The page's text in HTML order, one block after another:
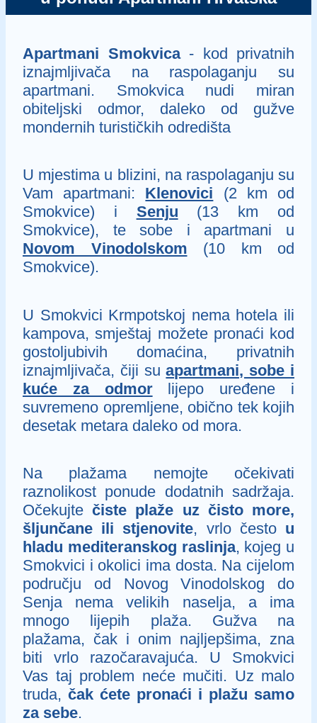
Apartmani Smokvica- kod privatnih
iznajmljivača na raspolaganju su
apartmani. Smokvica nudi miran
obiteljski odmor, daleko od gužve
mondernih turističkih odredišta
U mjestima u blizini, na raspolaganju su
Vam apartmani: Klenovici (2 km od
Smokvice) i Senju (13 km od
Smokvice), te sobe i apartmani u
Novom Vinodolskom (10 km od
Smokvice).
U Smokvici Krmpotskoj nema hotela ili
kampova, smještaj možete pronaći kod
gostoljubivih domaćina, privatnih
iznajmljivača, čiji suapartmani, sobe i
kuće za odmorlijepo uređene i
suvremeno opremljene, obično tek kojih
desetak metara daleko od mora.
Na plažama nemojte očekivati
raznolikost ponude dodatnih sadržaja.
Očekujtečiste plaže uz čisto more,
šljunčane ili stjenovite, vrlo često u
hladu mediteranskog raslinja, kojeg u
Smokvici i okolici ima dosta. Na cijelom
području od Novog Vinodolskog do
Senja nema velikih naselja, a ima
mnogo lijepih plaža. Gužva na
plažama, čak i onim najljepšima, zna
biti vrlo razočaravajuća. U Smokvici
Vas taj problem neće mučiti. Uz malo
truda, čak ćete pronaći i plažu samo
za sebe.